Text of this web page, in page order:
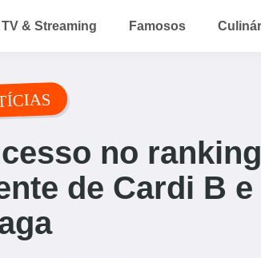
TV & Streaming Famosos
no
de Cardi B e